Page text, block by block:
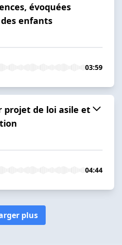
évoquées
enfants
03:59
projet de loi asile et
04:44
plus